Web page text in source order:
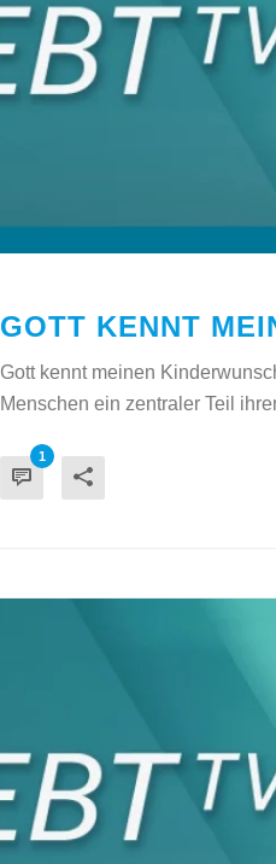
GOTT KENNT
Gott kennt meinen
Menschen ein zentraler Teil
1